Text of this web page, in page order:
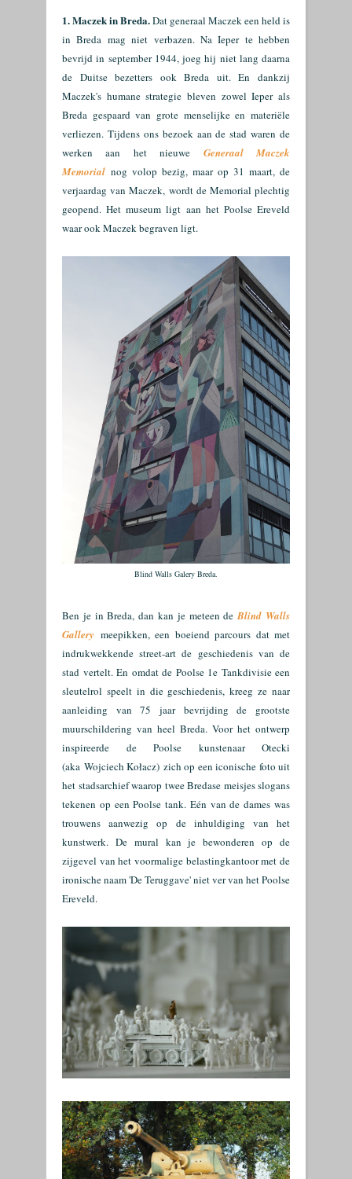
1. Maczek in Breda.Dat generaal Maczek een held is
in Breda mag niet verbazen. Na Ieper te hebben
bevrijd in september 1944, joeg hij niet lang daarna
de Duitse bezetters ook Breda uit. En dankzij
Maczek's humane strategie bleven zowel Ieper als
Breda gespaard van grote menselijke en materiële
verliezen. Tijdens ons bezoek aan de stad waren de
werken aan het nieuwe Generaal Maczek
Memorial nog volop bezig, maar op 31 maart, de
verjaardag van Maczek, wordt de Memorial plechtig
geopend. Het museum ligt aan het Poolse Ereveld
waar ook Maczek begraven ligt.
Blind Walls Galery Breda.
Ben je in Breda, dan kan je meteen deBlind Walls
Gallery meepikken, een boeiend parcours dat met
indrukwekkende street-art de geschiedenis van de
stad vertelt. En omdat de Poolse 1e Tankdivisie een
sleutelrol speelt in die geschiedenis, kreeg ze naar
aanleiding van 75 jaar bevrijding de grootste
muurschildering van heel Breda. Voor het ontwerp
inspireerde de Poolse kunstenaar Otecki
(aka Wojciech Kołacz) zich op een iconische foto uit
het stadsarchief waarop twee Bredase meisjes slogans
tekenen op een Poolse tank. Eén van de dames was
trouwens aanwezig op de inhuldiging van het
kunstwerk. De mural kan je bewonderen op de
zijgevel van het voormalige belastingkantoor met de
ironische naam 'De Teruggave' niet ver van het Poolse
Ereveld.